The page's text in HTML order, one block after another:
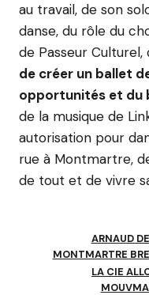
au travail, de son
danse, du rôle du
de Passeur
de créer un ballet
opportunités et du
de la musique de
autorisation pour
rue à Montmartre,
de tout et de vivre
ARNAUD
MONTMARTRE
LA CIE